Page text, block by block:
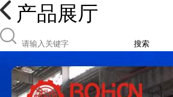
产品展厅
搜索